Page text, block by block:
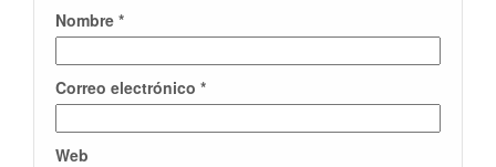
Nombre *
Correo electrónico *
Web